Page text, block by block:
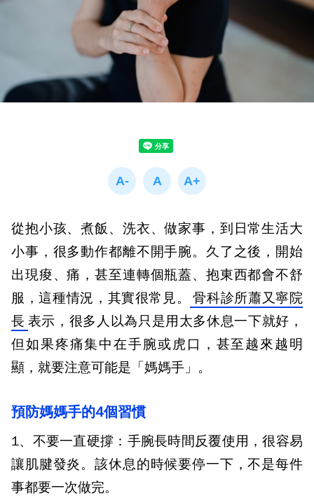
從抱小孩、煮飯、洗衣、做家事，到日常生活大
小事，很多動作都離不開手腕。久了之後，開始
出現痠、痛，甚至連轉個瓶蓋、抱東西都會不舒
服，這種情況，其實很常見。
骨科診所蕭又寧院
長 表示，很多人以為只是用太多休息一下就好，
但如果疼痛集中在手腕或虎口，甚至越來越明
顯，就要注意可能是「媽媽手」。
預防媽媽手的4個習慣
1、不要一直硬撐： 手腕長時間反覆使用，很容易
讓肌腱發炎。該休息的時候要停一下，不是每件
事都要一次做完。